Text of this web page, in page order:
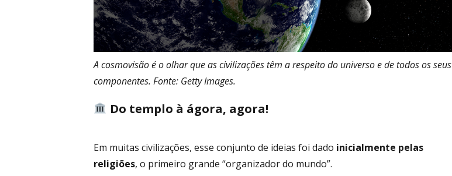
A cosmovisão é o olhar que as civilizações têm a respeito do universo e de todos os seus
componentes. Fonte: Getty Images.
Do templo à ágora, agora!
Em muitas civilizações, esse conjunto de ideias foi dado inicialmente pelas
religiões, o primeiro grande “organizador do mundo”.